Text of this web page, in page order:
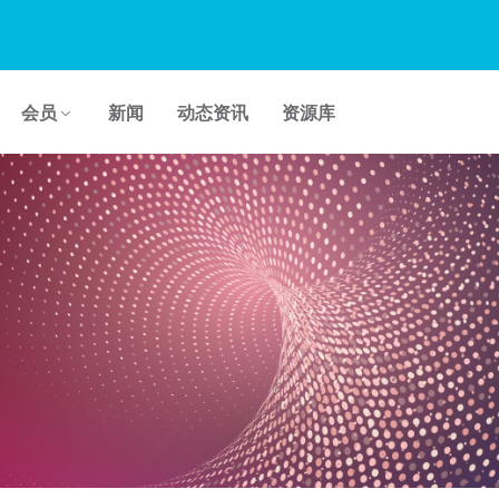
会员 新闻 动态资讯 资源库